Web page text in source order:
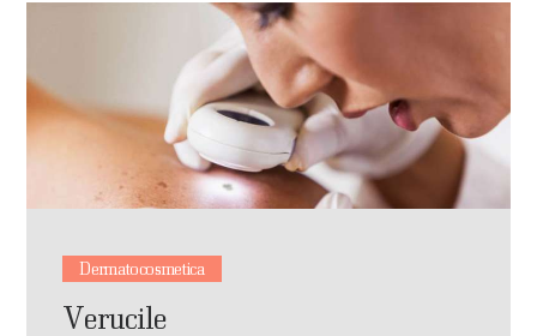
Dermatocosmetica
Verucile